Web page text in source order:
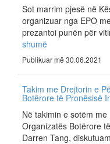
Sot marrim pjesë në
organizuar nga EPO
prezantoi punën për
shumë
Publikuar më 30.06.2021
Takim me Drejtorin e
Botërore të Pronësisë
Në takimin e sotëm
Organizatës Botërore
Darren Tang,